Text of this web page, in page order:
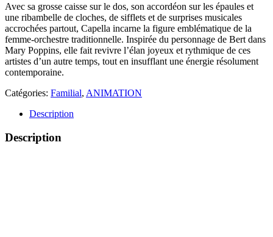
Avec sa grosse caisse sur le dos, son accordéon sur les épaules et
une ribambelle de cloches, de sifflets et de surprises musicales
accrochées partout, Capella incarne la figure emblématique de la
femme-orchestre traditionnelle. Inspirée du personnage de Bert dans
Mary Poppins, elle fait revivre l’élan joyeux et rythmique de ces
artistes d’un autre temps, tout en insufflant une énergie résolument
contemporaine.
Catégories: Familial, ANIMATION
Description
Description